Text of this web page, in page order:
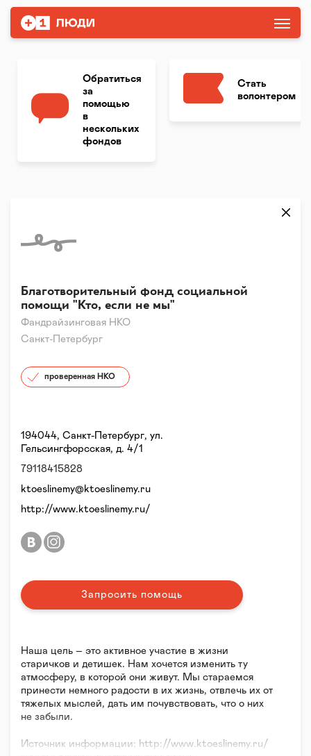
Обратиться
за
помощью
в
нескольких
фондов
Стать
волонтером
Фандрайзинговая НКО
Благотворительный фонд социальной
помощи "Кто, если не мы"
Санкт-Петербург
проверенная НКО
Наша цель – это активное участие в жизни
старичков и детишек. Нам хочется изменить ту
атмосферу, в которой они живут. Мы стараемся
принести немного радости в их жизнь, отвлечь их от
тяжелых мыслей, дать им почувствовать, что о них
не забыли.
Источник информации: http://www.ktoeslinemy.ru/
194044, Санкт-Петербург, ул.
Гельсингфорсская, д. 4/1
79118415828
ktoeslinemy@ktoeslinemy.ru
http://www.ktoeslinemy.ru/
Запросить помощь